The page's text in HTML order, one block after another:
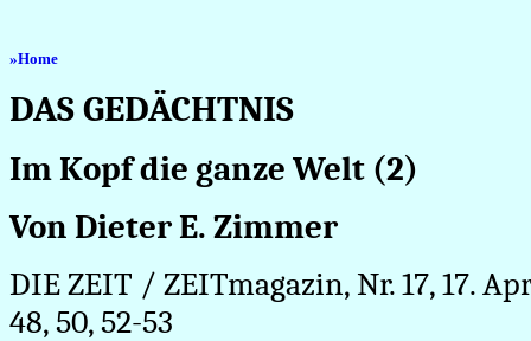
»Home
DAS GEDÄCHTNIS
Im Kopf die ganze Welt (2)
Von Dieter E. Zimmer
DIE ZEIT / ZEITmagazin, Nr. 17, 17.
48, 50, 52-53